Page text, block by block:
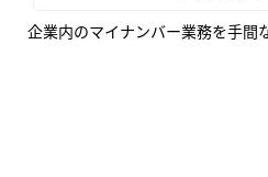
企業内のマイナンバー業務を手間